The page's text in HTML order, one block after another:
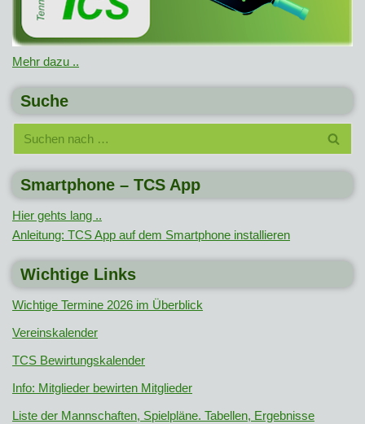
Mehr dazu ..
Suche
Smartphone – TCS App
Hier gehts lang ..
Anleitung: TCS App auf dem Smartphone installieren
Wichtige Links
Wichtige Termine 2026 im Überblick
Vereinskalender
TCS Bewirtungskalender
Info: Mitglieder bewirten Mitglieder
Liste der Mannschaften, Spielpläne. Tabellen, Ergebnisse